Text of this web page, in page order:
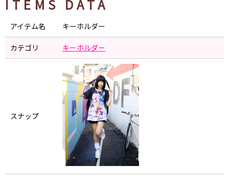
ITEMS DATA
アイテム名 キーホルダー
カテゴリ キーホルダー
スナップ